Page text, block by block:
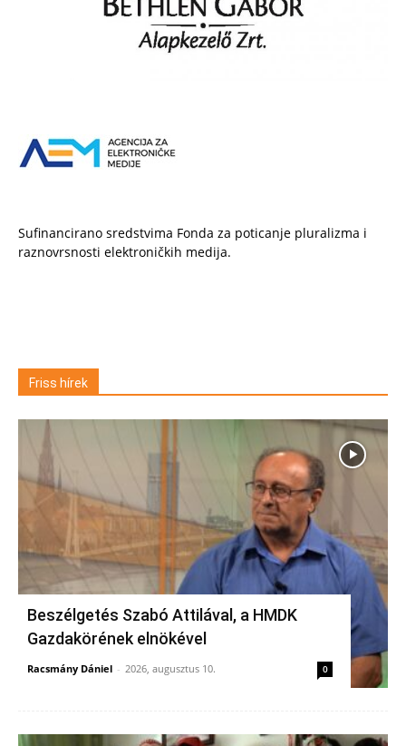
Sufinancirano sredstvima Fonda za poticanje pluralizma i
raznovrsnosti elektroničkih medija.
Friss hírek
Beszélgetés Szabó Attilával, a HMDK
Gazdakörének elnökével
Racsmány Dániel - 2026, augusztus 10. 0